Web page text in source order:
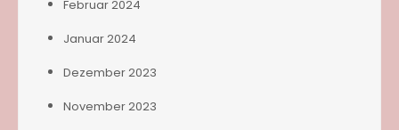
Februar 2024
Januar 2024
Dezember 2023
November 2023